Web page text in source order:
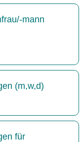
mann
(m,w,d)
für